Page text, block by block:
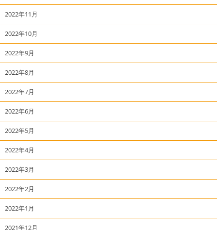
2022年11月
2022年10月
2022年9月
2022年8月
2022年7月
2022年6月
2022年5月
2022年4月
2022年3月
2022年2月
2022年1月
2021年12月